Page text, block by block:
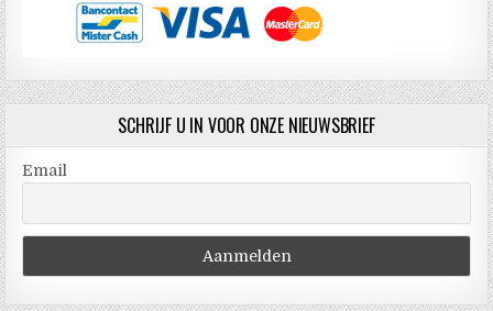
SCHRIJF U IN VOOR ONZE NIEUWSBRIEF
Email